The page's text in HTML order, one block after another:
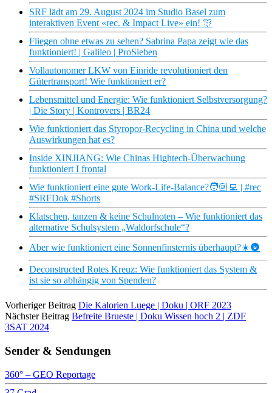
SRF lädt am 29. August 2024 im Studio Basel zum
interaktiven Event «rec. & Impact Live» ein! 🎊
Fliegen ohne etwas zu sehen? Sabrina Papa zeigt wie das
funktioniert! | Galileo | ProSieben
Vollautonomer LKW von Einride revolutioniert den
Gütertransport! Wie funktioniert er?
Lebensmittel und Energie: Wie funktioniert Selbstversorgung?
| Die Story | Kontrovers | BR24
Wie funktioniert das Styropor-Recycling in China und welche
Auswirkungen hat es?
Inside XINJIANG: Wie Chinas Hightech-Überwachung
funktioniert I frontal
Wie funktioniert eine gute Work-Life-Balance?🧑🏼‍💻 | #rec
#SRFDok #Shorts
Klatschen, tanzen & keine Schulnoten – Wie funktioniert das
alternative Schulsystem „Waldorfschule“?
Aber wie funktioniert eine Sonnenfinsternis überhaupt?☀️🌚
Deconstructed Rotes Kreuz: Wie funktioniert das System &
ist sie so abhängig von Spenden?
Vorheriger Beitrag Die Kalorien Luege | Doku | ORF 2023
Nächster Beitrag Befreite Brueste | Doku Wissen hoch 2 | ZDF
3SAT 2024
Sender & Sendungen
360° – GEO Reportage